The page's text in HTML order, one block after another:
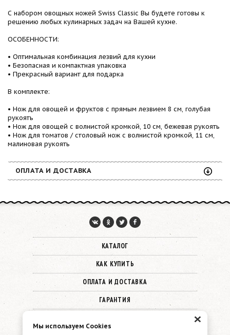
С набором овощных ножей Swiss Classic Вы будете готовы к
решению любых кулинарных задач на Вашей кухне.
ОСОБЕННОСТИ:
• Оптимальная комбинация лезвий для кухни
• Безопасная и компактная упаковка
• Прекрасный вариант для подарка
В комплекте:
• Нож для овощей и фруктов с прямым лезвием 8 см, голубая
рукоять
• Нож для овощей с волнистой кромкой, 10 см, бежевая рукоять
• Нож для томатов / столовый нож с волнистой кромкой, 11 см,
малиновая рукоять
ОПЛАТА И ДОСТАВКА
КАТАЛОГ
КАК КУПИТЬ
ОПЛАТА И ДОСТАВКА
ГАРАНТИЯ
×
Мы используем Cookies